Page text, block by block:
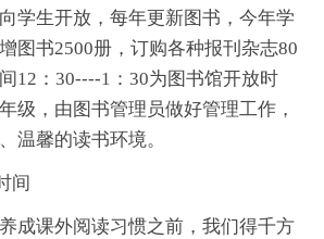
学生开放，每年更新图书，今年学
图书2500册，订购各种报刊杂志80
12：30----1：30为图书馆开放时
级，由图书管理员做好管理工作，
温馨的读书环境。
间
成课外阅读习惯之前，我们得千方